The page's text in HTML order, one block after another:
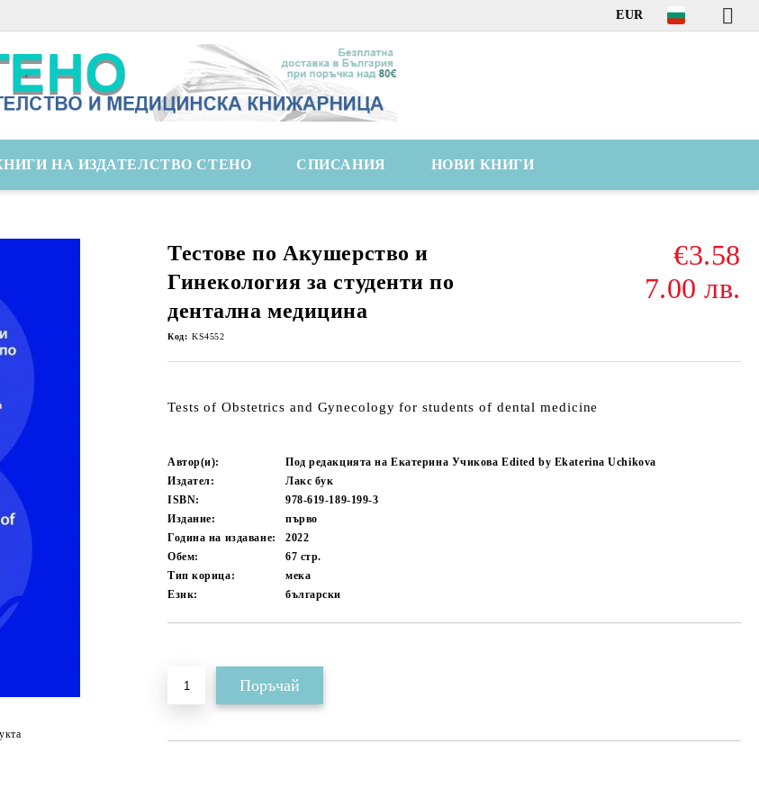
EUR
НА ИЗДАТЕЛСТВО СТЕНО СПИСАНИЯ НОВИ КНИГИ
Тестове по Акушерство и
Гинекология за студенти по
дентална медицина
€3.58
7.00 лв.
Код: KS4552
Tests of Obstetrics and Gynecology for students of dental medicine
Автор(и):
Под редакцията на Екатерина Учикова Edited by Ekaterina Uchikova
Издател:
Лакс бук
ISBN:
978-619-189-199-3
Издание:
първо
Година на издаване:
2022
Обем:
67 стр.
Тип корица:
мека
Език:
български